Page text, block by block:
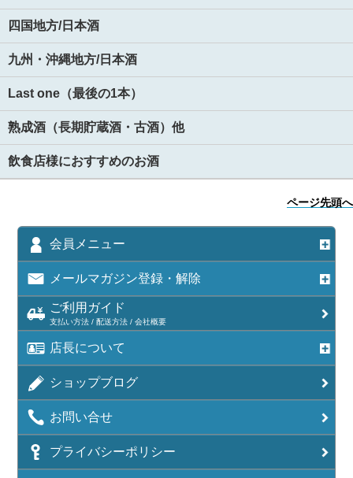
四国地方/日本酒
九州・沖縄地方/日本酒
Last one（最後の1本）
熟成酒（長期貯蔵酒・古酒）他
飲食店様におすすめのお酒
ページ先頭へ
会員メニュー
メールマガジン登録・解除
ご利用ガイド
支払い方法 / 配送方法 / 会社概要
店長について
ショップブログ
お問い合せ
プライバシーポリシー